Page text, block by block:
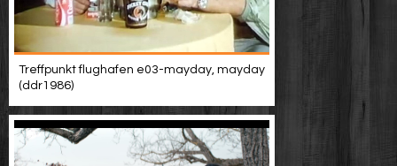
Treffpunkt flughafen e03-mayday, mayday
(ddr1986)